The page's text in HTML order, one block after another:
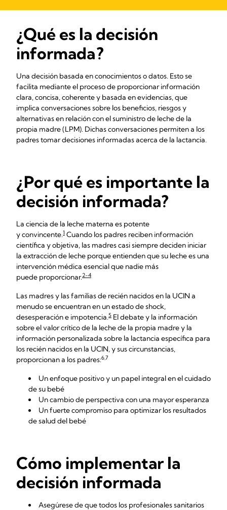
¿Qué es la decisión
informada ?
Una decisión basada en conocimientos o datos. Esto se
facilita mediante el proceso de proporcionar información
clara, concisa, coherente y basada en evidencias, que
implica conversaciones sobre los beneficios, riesgos y
alternativas en relación con el suministro de leche de la
propia madre (LPM). Dichas conversaciones permiten a los
padres tomar decisiones informadas acerca de la lactancia.
¿Por qué es importante la
decisión informada?
La ciencia de la leche materna es potente
y convincente.1 Cuando los padres reciben información
científica y objetiva, las madres casi siempre deciden iniciar
la extracción de leche porque entienden que su leche es una
intervención médica esencial que nadie más
puede proporcionar.2-4
Las madres y las familias de recién nacidos en la UCIN a
menudo se encuentran en un estado de shock,
desesperación e impotencia.5 El debate y la información
sobre el valor crítico de la leche de la propia madre y la
información personalizada sobre la lactancia específica para
los recién nacidos en la UCIN, y sus circunstancias,
proporcionan a los padres:6,7
Un enfoque positivo y un papel integral en el cuidado
de su bebé
Un cambio de perspectiva con una mayor esperanza
Un fuerte compromiso para optimizar los resultados
de salud del bebé
Cómo implementar la
decisión informada
Asegúrese de que todos los profesionales sanitarios